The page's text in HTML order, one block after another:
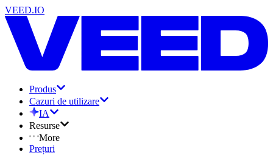
VEED.IO
Produs
Cazuri de utilizare
IA
Resurse
More
Prețuri